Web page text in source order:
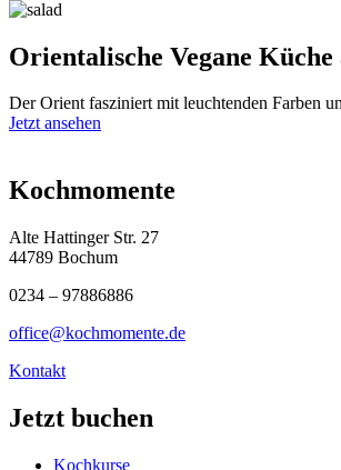
Orientalische Vegane Küche
Der Orient fasziniert mit leuchtenden Farben
Jetzt ansehen
Kochmomente
Alte Hattinger Str. 27
44789 Bochum
0234 – 97886886
office@kochmomente.de
Kontakt
Jetzt buchen
Kochkurse